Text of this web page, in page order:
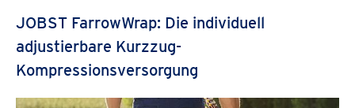
JOBST FarrowWrap: Die individuell
adjustierbare Kurzzug-
Kompressionsversorgung